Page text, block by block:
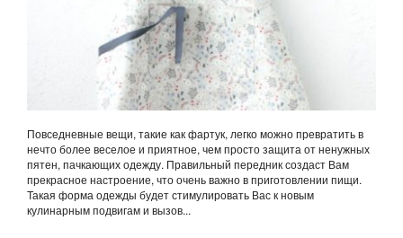
Повседневные вещи, такие как фартук, легко можно превратить в
нечто более веселое и приятное, чем просто защита от ненужных
пятен, пачкающих одежду. Правильный передник создаст Вам
прекрасное настроение, что очень важно в приготовлении пищи.
Такая форма одежды будет стимулировать Вас к новым
кулинарным подвигам и вызов...